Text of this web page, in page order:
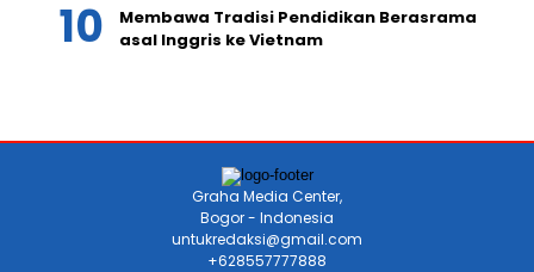
Membawa Tradisi Pendidikan Berasrama
asal Inggris ke Vietnam
Graha Media Center,
Bogor - Indonesia
untukredaksi@gmail.com
+628557777888